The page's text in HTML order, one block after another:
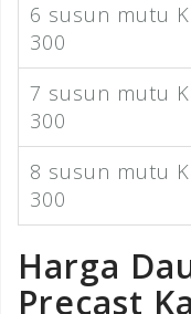
6 susun mutu K
300
7 susun mutu K
300
8 susun mutu K
300
Harga
Precast